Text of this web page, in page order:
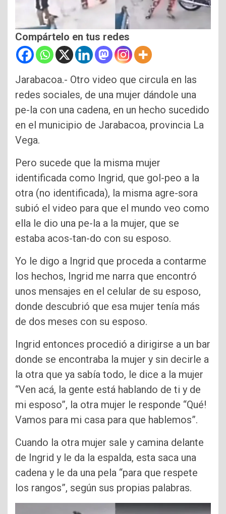
Compártelo en tus redes
Jarabacoa.- Otro video que circula en las
redes sociales, de una mujer dándole una
pe-la con una cadena, en un hecho sucedido
en el municipio de Jarabacoa, provincia La
Vega.
Pero sucede que la misma mujer
identificada como Ingrid, que gol-peo a la
otra (no identificada), la misma agre-sora
subió el video para que el mundo veo como
ella le dio una pe-la a la mujer, que se
estaba acos-tan-do con su esposo.
Yo le digo a Ingrid que proceda a contarme
los hechos, Ingrid me narra que encontró
unos mensajes en el celular de su esposo,
donde descubrió que esa mujer tenía más
de dos meses con su esposo.
Ingrid entonces procedió a dirigirse a un bar
donde se encontraba la mujer y sin decirle a
la otra que ya sabía todo, le dice a la mujer
“Ven acá, la gente está hablando de ti y de
mi esposo”, la otra mujer le responde “Qué!
Vamos para mi casa para que hablemos”.
Cuando la otra mujer sale y camina delante
de Ingrid y le da la espalda, esta saca una
cadena y le da una pela “para que respete
los rangos”, según sus propias palabras.